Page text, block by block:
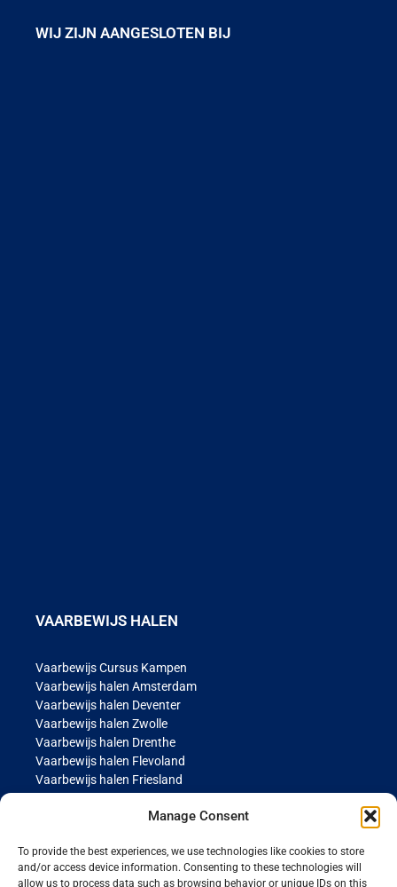
Manage Consent
To provide the best experiences, we use technologies like cookies to store
and/or access device information. Consenting to these technologies will
allow us to process data such as browsing behavior or unique IDs on this
WIJ ZIJN AANGESLOTEN BIJ
VAARBEWIJS HALEN
Vaarbewijs Cursus Kampen
Vaarbewijs halen Amsterdam
Vaarbewijs halen Deventer
Vaarbewijs halen Zwolle
Vaarbewijs halen Drenthe
Vaarbewijs halen Flevoland
Vaarbewijs halen Friesland
Vaarbewijs halen Gelderland
Vaarbewijs halen Noord-Brabant
Vaarbewijs halen Noord Holland